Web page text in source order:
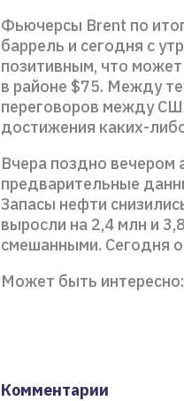
Фьючерсы Brent по
баррель и сегодня с
позитивным, что
в районе $75. Между
переговоров между
достижения каких-
Вчера поздно вечером
предварительные
Запасы нефти
выросли на 2,4 млн и
смешанными. Сегодня
Может быть интересно:
Комментарии